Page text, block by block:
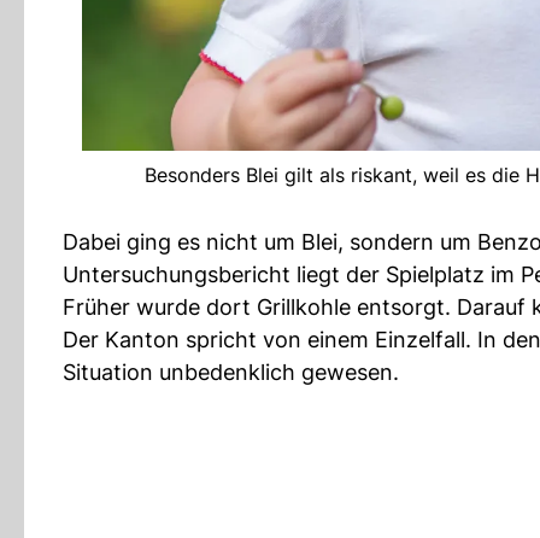
Besonders Blei gilt als riskant, weil es die
Dabei ging es nicht um Blei, sondern um
Untersuchungsbericht liegt der Spielplatz im
Früher wurde dort Grillkohle entsorgt. Darauf
Der Kanton spricht von einem Einzelfall. In
Situation unbedenklich gewesen.